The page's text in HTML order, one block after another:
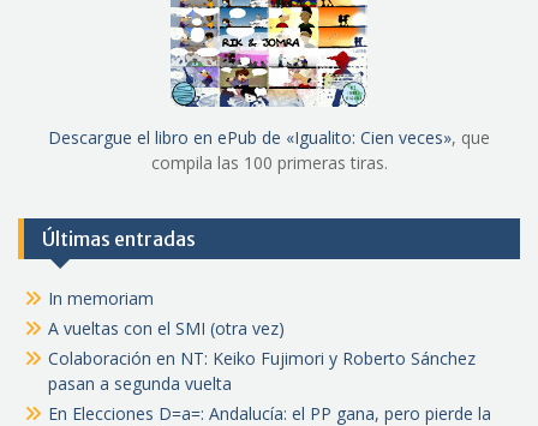
Descargue el libro en ePub de «Igualito: Cien veces», que
compila las 100 primeras tiras.
Últimas entradas
In memoriam
A vueltas con el SMI (otra vez)
Colaboración en NT: Keiko Fujimori y Roberto Sánchez
pasan a segunda vuelta
En Elecciones D=a=: Andalucía: el PP gana, pero pierde la